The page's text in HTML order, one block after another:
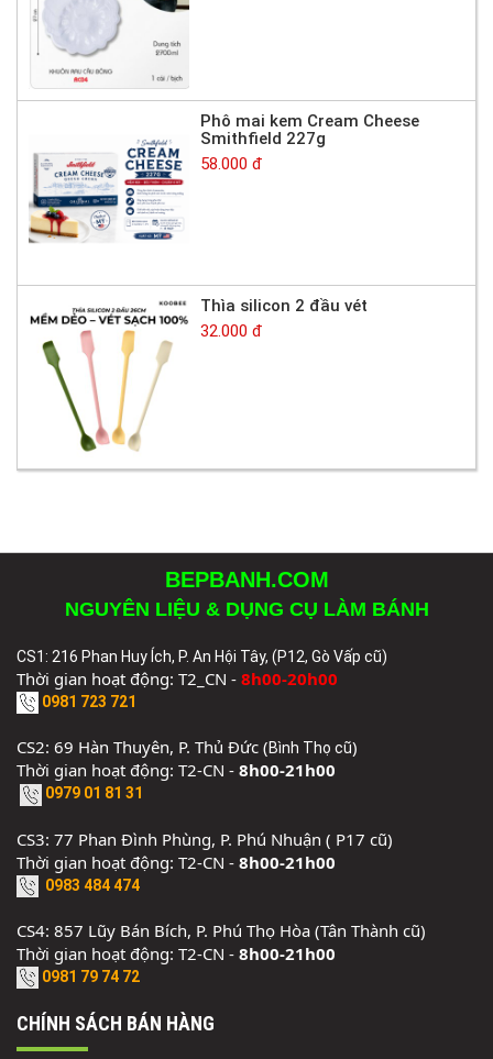
Phô mai kem Cream Cheese
Smithfield 227g
58.000 đ
Thìa silicon 2 đầu vét
32.000 đ
BEPBANH.COM
NGUYÊN LIỆU & DỤNG CỤ LÀM BÁNH
CS1: 216 Phan Huy Ích, P. An Hội Tây, (P12, Gò Vấp cũ)
Thời gian hoạt động: T2_CN - 8h00-20h00
0981 723 721
CS2: 69 Hàn Thuyên, P. Thủ Đức (Bình Thọ cũ)
Thời gian hoạt động: T2-CN - 8h00-21h00
0979 01 81 31
CS3: 77 Phan Đình Phùng, P. Phú Nhuận ( P17 cũ)
Thời gian hoạt động: T2-CN - 8h00-21h00
0983 484 474
CS4: 857 Lũy Bán Bích, P. Phú Thọ Hòa (Tân Thành cũ)
Thời gian hoạt động: T2-CN - 8h00-21h00
0981 79 74 72
CHÍNH SÁCH BÁN HÀNG